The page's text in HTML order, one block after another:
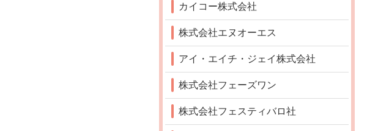
カイコー株式会社
株式会社エヌオーエス
アイ・エイチ・ジェイ株式会社
株式会社フェーズワン
株式会社フェスティバロ社